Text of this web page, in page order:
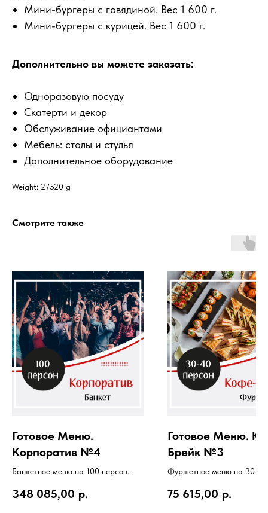
Мини-бургеры с говядиной. Вес 1 600 г.
Мини-бургеры с курицей. Вес 1 600 г.
Дополнительно вы можете заказать:
Одноразовую посуду
Скатерти и декор
Обслуживание официантами
Мебель: столы и стулья
Дополнительное оборудование
Weight: 27520 g
Смотрите также
Готовое Меню.
Корпоратив №4
Банкетное меню на 100 персон
348 085,00 р.
Готовое Меню.
Брейк №3
Фуршетное меню на 30-40
75 615,00 р.